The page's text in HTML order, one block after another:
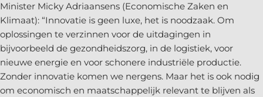
Minister Micky Adriaansens (Economische Zaken en
Klimaat): “Innovatie is geen luxe, het is noodzaak. Om
oplossingen te verzinnen voor de uitdagingen in
bijvoorbeeld de gezondheidszorg, in de logistiek, voor
nieuwe energie en voor schonere industriële productie.
Zonder innovatie komen we nergens. Maar het is ook nodig
om economisch en maatschappelijk relevant te blijven als